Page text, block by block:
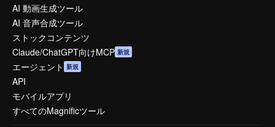
AI 動画生成ツール
AI 音声合成ツール
ストックコンテンツ
Claude/ChatGPT向けMCP 新規
エージェント 新規
API
モバイルアプリ
すべてのMagnificツール